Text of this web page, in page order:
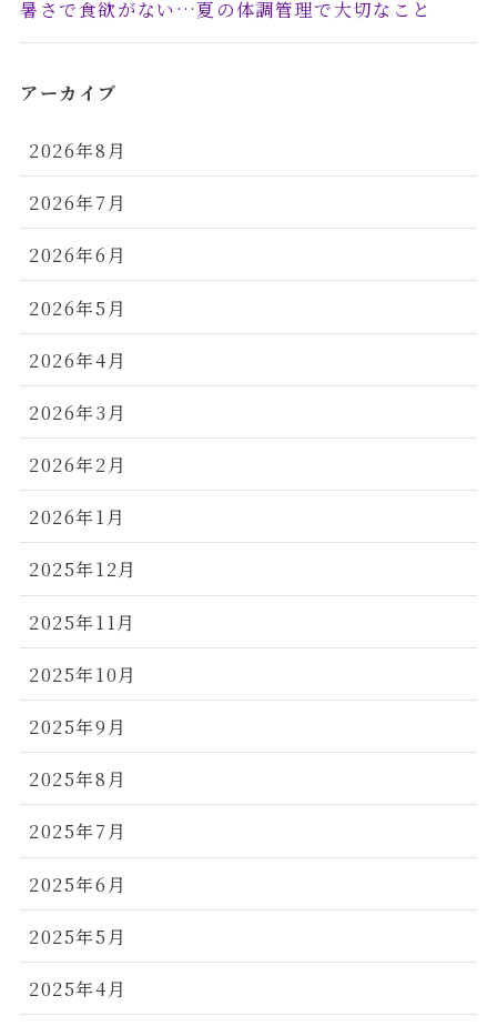
暑さで食欲がない…夏の体調管理で大切なこと
アーカイブ
2026年8月
2026年7月
2026年6月
2026年5月
2026年4月
2026年3月
2026年2月
2026年1月
2025年12月
2025年11月
2025年10月
2025年9月
2025年8月
2025年7月
2025年6月
2025年5月
2025年4月